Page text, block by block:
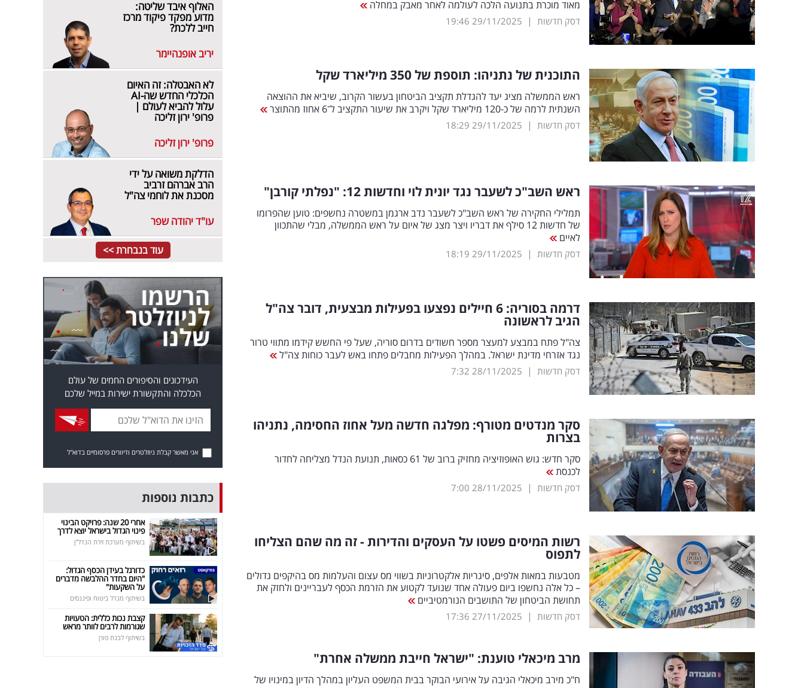
מאוד מוכרת בתנועה הלכה לעולמה לאחר מאבק במחלה
דסק חדשות |
29/11/2025
19:46
התוכנית של נתניהו: תוספת של 350 מיליארד שקל
ראש הממשלה מציג יעד להגדלת תקציב הביטחון בעשור הקרוב, שיביא את ההוצאה
השנתית לרמה של כ-120 מיליארד שקל ויקרב את שיעור התקציב ל־6 אחוז מהתוצר
דסק חדשות |
29/11/2025
18:29
ראש השב"כ לשעבר נגד יונית לוי וחדשות 12: "נפלתי קורבן"
תמלילי החקירה של ראש השב"כ לשעבר נדב ארגמן במשטרה נחשפים: טוען שהפרומו
של חדשות 12 סילף את דבריו ויצר מצג של איום על ראש הממשלה, מבלי שהתכוון
לאיים
דסק חדשות |
29/11/2025
18:19
דרמה בסוריה: 6 חיילים נפצעו בפעילות מבצעית, דובר צה"ל
הגיב לראשונה
צה"ל פתח במבצע למעצר מספר חשודים בדרום סוריה, שעל פי החשש קידמו מתווי טרור
נגד אזרחי מדינת ישראל. במהלך הפעילות מחבלים פתחו באש לעבר כוחות צה"ל
דסק חדשות |
28/11/2025
7:32
סקר מנדטים מטורף: מפלגה חדשה מעל אחוז החסימה, נתניהו
בצרות
סקר חדש: גוש האופוזיציה מחזיק ברוב של 61 כסאות, תנועת הנדל מצליחה לחדור
לכנסת
דסק חדשות |
28/11/2025
7:00
רשות המיסים פשטו על העסקים והדירות - זה מה שהם הצליחו
לתפוס
מטבעות במאות אלפים, סיגריות אלקטרוניות בשווי מס עצום והעלמות מס בהיקפים גדולים
– כל אלה נחשפו ביום פעולה אחד שנועד לקטוע את הזרמת הכסף לעבריינים ולחזק את
תחושת הביטחון של התושבים הנורמטיביים
דסק חדשות |
27/11/2025
17:36
מרב מיכאלי טוענת: "ישראל חייבת ממשלה אחרת"
ח"כ מירב מיכאלי הגיבה על אירועי הבוקר בבית המשפט העליון במהלך הדיון במינויו של
האלוף איבד שליטה:
מדוע מפקד פיקוד מרכז
חייב ללכת?
יריב אופנהיימר
לא האבטלה: זה האיום
הכלכלי החדש שה-AI
עלול להביא לעולם |
פרופ' ירון זליכה
פרופ' ירון זליכה
הדלקת משואה על ידי
הרב אברהם זרביב
מסכנת את לוחמי צה"ל
עו"ד יהודה שפר
עוד בנבחרת >>
העידכונים והסיפורים החמים של עולם
הכלכלה והתקשורת ישירות במייל שלכם
אני מאשר קבלת ניוזלטרים ודיוורים פרסומיים בדוא"ל
כתבות נוספות
אחרי 20 שנה: פרויקט הבינוי
פינוי הגדול בישראל יוצא לדרך
בשיתוף מערכת זירת הנדל"ן
כדורגל בעידן הכסף הגדול:
"היום בחדר ההלבשה מדברים
על השקעות"
בשיתוף מגדל ביטוח ופיננסים
קצבת נכות כללית: הטעויות
שגורמות לרבים לוותר מראש
בשיתוף לבנת פורן